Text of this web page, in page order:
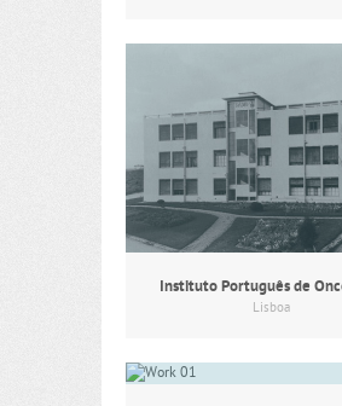
Instituto Português de
Lisboa